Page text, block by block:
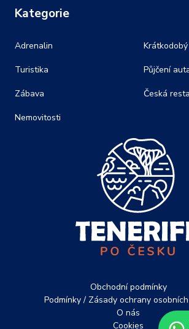
Kategorie
Adrenalin
Turistika
Zábava
Nemovitosti
Půjčení
Česká
Obchodní podmínky
Podmínky / Zásady ochrany
O nás
Cookies